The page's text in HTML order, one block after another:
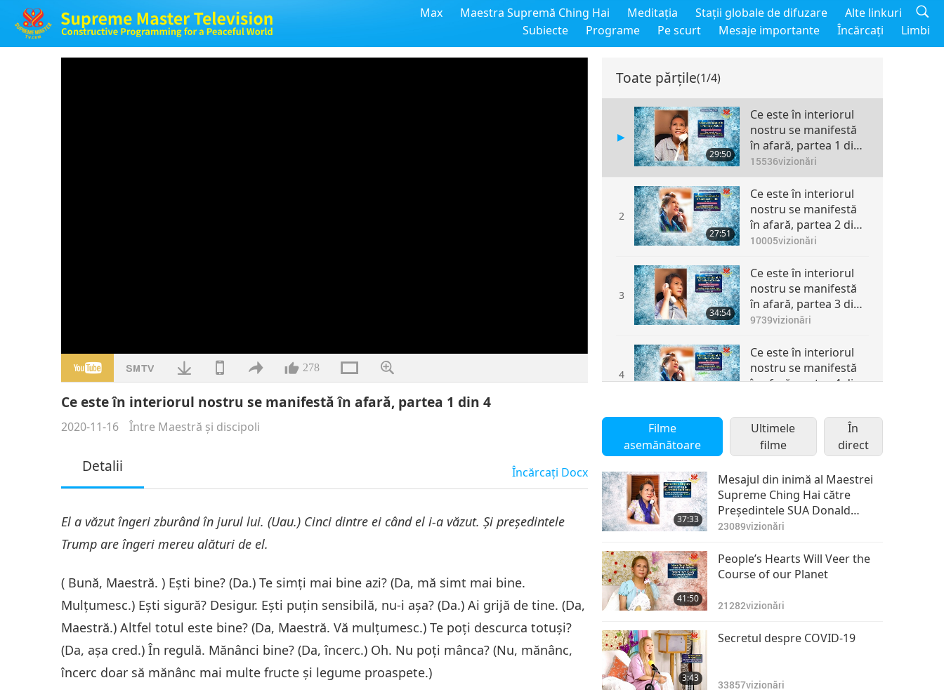
Max Maestra Supremă Ching Hai Meditaţia Staţii globale de difuzare
Alte linkuri
Subiecte
Programe Pe scurt Mesaje importante Încărcaţi Limbi
278
Ce este în interiorul nostru se manifestă în afară, partea 1 din 4
2020-11-16 Între Maestră şi discipoli
Detalii Încărcaţi Docx
El a văzut îngeri zburând în jurul lui. (Uau.) Cinci dintre ei când el i-a văzut. Și președintele
Trump are îngeri mereu alături de el.
( Bună, Maestră. ) Ești bine? (Da.) Te simți mai bine azi? (Da, mă simt mai bine.
Mulțumesc.) Ești sigură? Desigur. Ești puțin sensibilă, nu-i așa? (Da.) Ai grijă de tine. (Da,
Maestră.) Altfel totul este bine? (Da, Maestră. Vă mulțumesc.) Te poți descurca totuși?
(Da, așa cred.) În regulă. Mănânci bine? (Da, încerc.) Oh. Nu poți mânca? (Nu, mănânc,
încerc doar să mănânc mai multe fructe și legume proaspete.)
Toate părțile(1/4)
29:50
Ce este în interiorul
nostru se manifestă
în afară, partea 1 din
415536vizionări
2
27:51
Ce este în interiorul
nostru se manifestă
în afară, partea 2 din
4
10005vizionări
3
34:54
Ce este în interiorul
nostru se manifestă
în afară, partea 3 din
4
9739vizionări
4
Ce este în interiorul
nostru se manifestă
în afară, partea 4 din
Filme
asemănătoare
Ultimele
filme
În
direct
37:33
Mesajul din inimă al Maestrei
Supreme Ching Hai către
Președintele SUA Donald
Trump
23089vizionări
41:50
People’s Hearts Will Veer the
Course of our Planet
21282vizionări
3:43
Secretul despre COVID-19
33857vizionări